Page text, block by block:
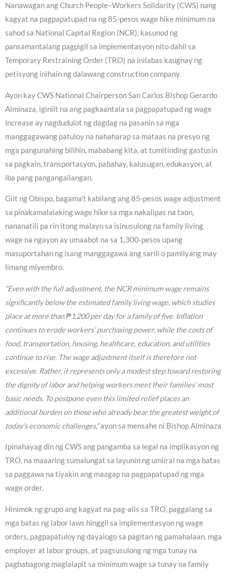
Nanawagan ang Church People–Workers Solidarity (CWS) nang
kagyat na pagpapatupad na ng 85-pesos wage hike minimum na
sahod sa National Capital Region (NCR), kasunod ng
pansamantalang pagpigil sa implementasyon nito dahil sa
Temporary Restraining Order (TRO) na inilabas kaugnay ng
petisyong inihain ng dalawang construction company.
Ayon kay CWS National Chairperson San Carlos Bishop Gerardo
Alminaza, iginiit na ang pagkaantala sa pagpapatupad ng wage
increase ay nagdudulot ng dagdag na pasanin sa mga
manggagawang patuloy na nahaharap sa mataas na presyo ng
mga pangunahing bilihin, mababang kita, at tumitinding gastusin
sa pagkain, transportasyon, pabahay, kalusugan, edukasyon, at
iba pang pangangailangan.
Giit ng Obispo, bagama’t kabilang ang 85-pesos wage adjustment
sa pinakamalalaking wage hike sa mga nakalipas na taon,
nananatili pa rin itong malayo sa isinusulong na family living
wage na ngayon ay umaabot na sa 1,300-pesos upang
masuportahan ng isang manggagawa ang sarili o pamilyang may
limang miyembro.
“Even with the full adjustment, the NCR minimum wage remains
significantly below the estimated family living wage, which studies
place at more than ₱1,200 per day for a family of five. Inflation
continues to erode workers’ purchasing power, while the costs of
food, transportation, housing, healthcare, education, and utilities
continue to rise. The wage adjustment itself is therefore not
excessive. Rather, it represents only a modest step toward restoring
the dignity of labor and helping workers meet their families’ most
basic needs. To postpone even this limited relief places an
additional burden on those who already bear the greatest weight of
today’s economic challenges,”ayon sa mensahe ni Bishop Alminaza
Ipinahayag din ng CWS ang pangamba sa legal na implikasyon ng
TRO, na maaaring sumalungat sa layunin ng umiiral na mga batas
sa paggawa na tiyakin ang maagap na pagpapatupad ng mga
wage order.
Hinimok ng grupo ang kagyat na pag-alis sa TRO, paggalang sa
mga batas ng labor laws hinggil sa implementasyon ng wage
orders, pagpapatuloy ng dayalogo sa pagitan ng pamahalaan, mga
employer at labor groups, at pagsusulong ng mga tunay na
pagbabagong maglalapit sa minimum wage sa tunay na family